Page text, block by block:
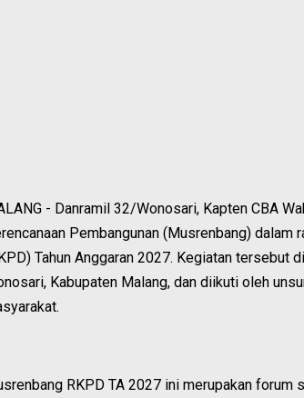
- Danramil 32/Wonosari, Kapten CBA
Pembangunan (Musrenbang) dalam
Tahun Anggaran 2027. Kegiatan tersebut
Kabupaten Malang, dan diikuti oleh
RKPD TA 2027 ini merupakan